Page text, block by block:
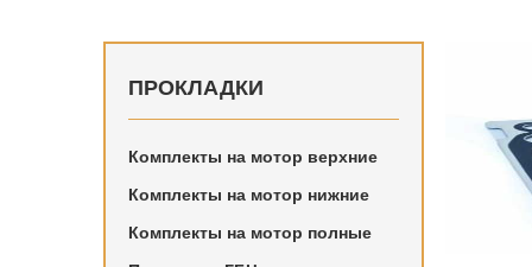
ПРОКЛАДКИ
Комплекты на мотор верхние
Комплекты на мотор нижние
Комплекты на мотор полные
Купить